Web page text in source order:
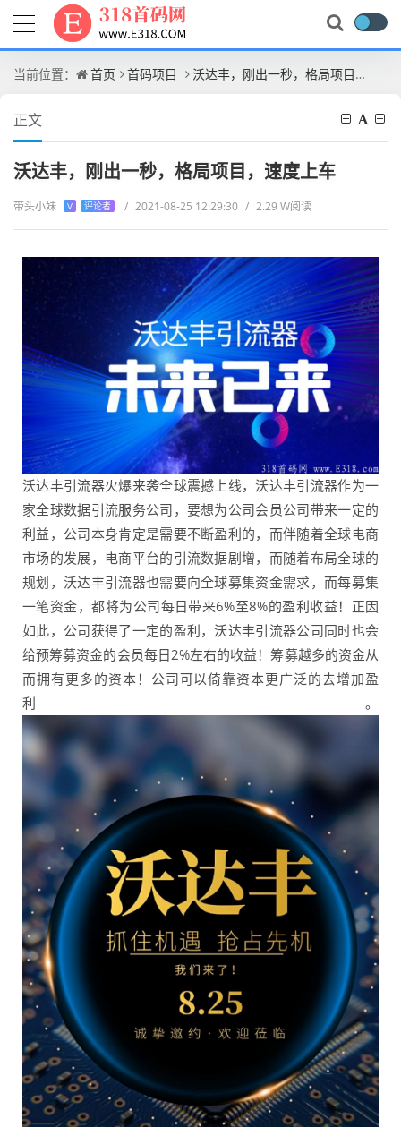
当前位置： 首页 首码项目 沃达丰，刚出一秒，格局项目，速度上车
正文
沃达丰，刚出一秒，格局项目，速度上车
带头小妹 V 评论者 / 2021-08-25 12:29:30 / 2.29 W阅读
沃达丰引流器火爆来袭全球震撼上线，沃达丰引流器作为一
家全球数据引流服务公司，要想为公司会员公司带来一定的
利益，公司本身肯定是需要不断盈利的，而伴随着全球电商
市场的发展，电商平台的引流数据剧增，而随着布局全球的
规划，沃达丰引流器也需要向全球募集资金需求，而每募集
一笔资金，都将为公司每日带来6%至8%的盈利收益！正因
如此，公司获得了一定的盈利，沃达丰引流器公司同时也会
给预筹募资金的会员每日2%左右的收益！筹募越多的资金从
而拥有更多的资本！公司可以倚靠资本更广泛的去增加盈
利。